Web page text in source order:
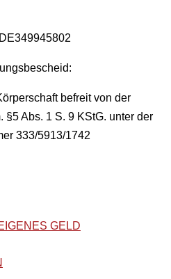
befreit von der
§5 Abs. 1 S. 9 KStG. unter der
333/5913/1742
GELD